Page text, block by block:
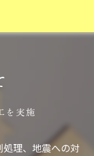
を実施
理、地震への対